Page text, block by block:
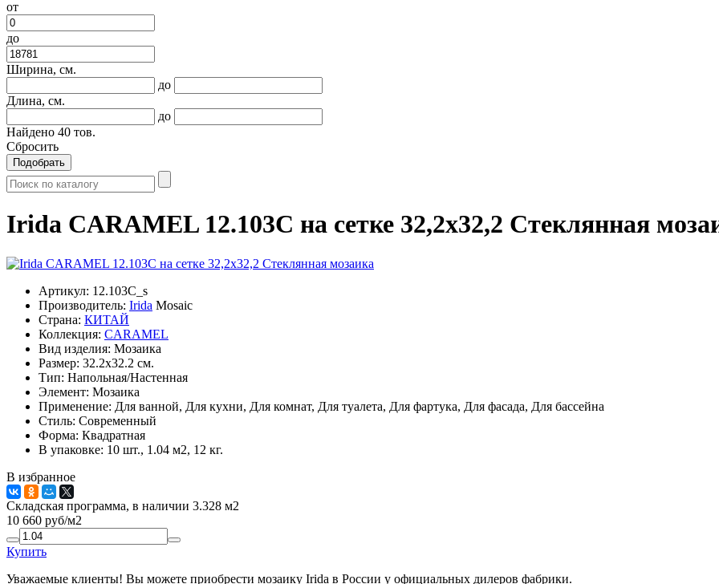
от
до
Ширина, см.
до
Длина, см.
до
Найдено 40 тов.
Сбросить
Подобрать
Irida CARAMEL 12.103C на сетке 32,2x32,2 Стеклянная
Артикул: 12.103C_s
Производитель: Irida Mosaic
Страна: КИТАЙ
Коллекция: CARAMEL
Вид изделия: Мозаика
Размер: 32.2x32.2 см.
Тип: Напольная/Настенная
Элемент: Мозаика
Применение: Для ванной, Для кухни, Для комнат, Для туалета, Для фартука, Для фасада, Для бассейна
Стиль: Современный
Форма: Квадратная
В упаковке: 10 шт., 1.04 м2, 12 кг.
В избранное
Складская программа, в наличии 3.328 м2
10 660 руб/м2
Купить
Уважаемые клиенты! Вы можете приобрести мозаику Irida в России у официальных дилеров фабрики.